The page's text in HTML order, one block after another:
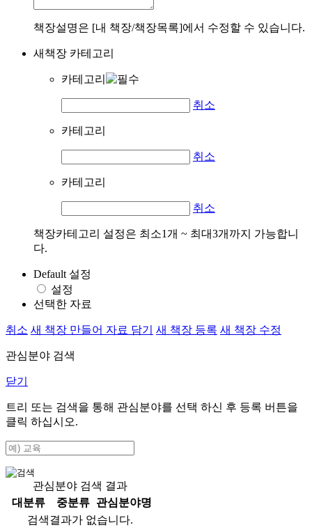
책장설명은 [내 책장/책장목록]에서 수정할 수 있습니다.
새책장 카테고리
카테고리
취소
카테고리
취소
카테고리
취소
책장카테고리 설정은 최소1개 ~ 최대3개까지 가능합니
다.
Default 설정
설정
선택한 자료
취소 새 책장 만들어 자료 담기 새 책장 등록 새 책장 수정
관심분야 검색
닫기
트리 또는 검색을 통해 관심분야를 선택 하신 후 등록 버튼을
클릭 하십시오.
관심분야 검색 결과
대분류
중분류
관심분야명
검색결과가 없습니다.